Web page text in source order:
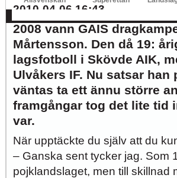
2010-04-06 16:43
2008 vann GAIS
Mårtensson. Den då 19:
lagsfotboll i Skövde AIK,
Ulvåkers IF. Nu satsar
väntas ta ett ännu större
framgångar tog det lite tid
var.
När upptäckte du själv att du
– Ganska sent tycker jag. Som
pojklandslaget, men till skillnad